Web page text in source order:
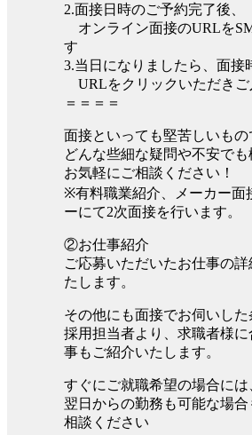
2.面接日時のご予約完了後、
オンライン面接のURLを
す
3.当日になりましたら、面接
URLをクリックいただきご
＝＝＝＝
面接といっても堅苦しいもの
どんな些細な疑問や不安でも
お気軽にご相談ください！
※有料職業紹介、メーカー面
ーにて2次面接を行います。
②お仕事紹介
ご応募いただいたお仕事の
たします。
その他にも面接でお伺いした
採用担当者より、求職者様
事もご紹介いたします。
すぐにご就職希望の場合には
翌日からの勤務も可能な場
相談ください